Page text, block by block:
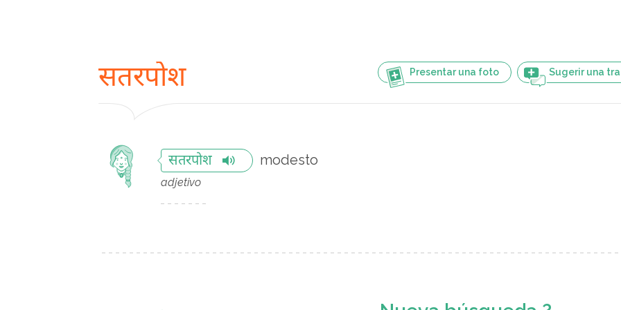
Presentar una foto Sugerir una
सतरपोश
सतरपोश modesto
adjetivo